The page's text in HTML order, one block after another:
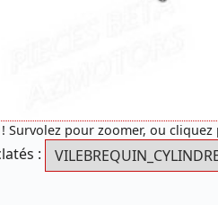
Survolez pour zoomer, ou
: